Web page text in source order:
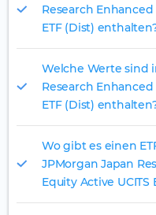
Research
ETF (Dist)
Welche Werte sind
Research
ETF (Dist)
Wo gibt es einen
JPMorgan Japan
Equity Active UCITS